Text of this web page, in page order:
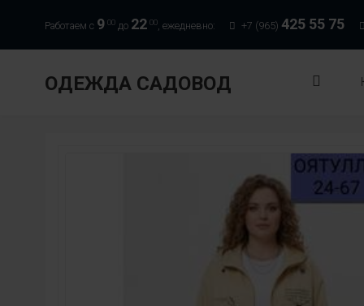
Работаем с 9 00 до 22 00, ежедневно: +7 (965) 425 55 75
ОДЕЖДА САДОВОД